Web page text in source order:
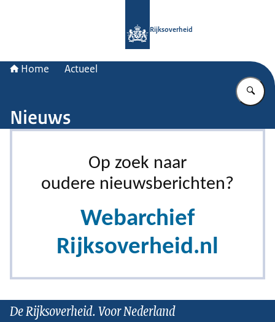
Rijksoverheid
Home Actueel
Nieuws
De Rijksoverheid. Voor Nederland